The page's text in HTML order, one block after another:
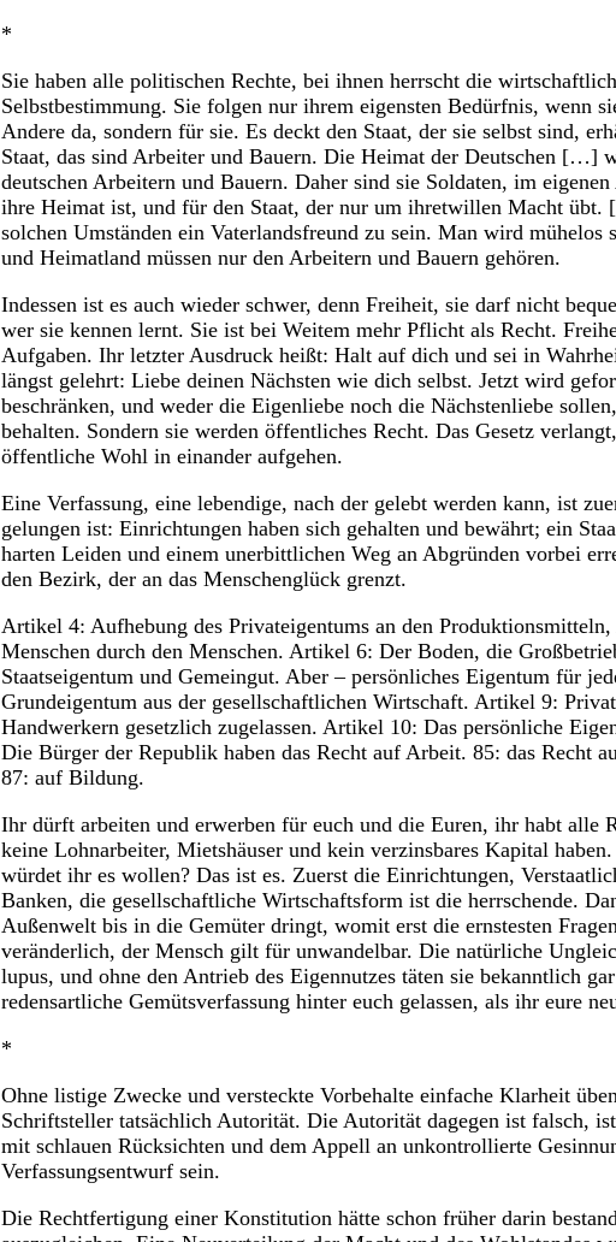
*
Sie haben alle politischen Rechte, bei ihnen herrscht die
Selbstbestimmung. Sie folgen nur ihrem eigensten Bedürfnis, wenn
Andere da, sondern für sie. Es deckt den Staat, der sie selbst sind,
Staat, das sind Arbeiter und Bauern. Die Heimat der Deutschen […]
deutschen Arbeitern und Bauern. Daher sind sie Soldaten, im
ihre Heimat ist, und für den Staat, der nur um ihretwillen Macht
solchen Umständen ein Vaterlandsfreund zu sein. Man wird
und Heimatland müssen nur den Arbeitern und Bauern gehören.
Indessen ist es auch wieder schwer, denn Freiheit, sie darf nicht
wer sie kennen lernt. Sie ist bei Weitem mehr Pflicht als Recht.
Aufgaben. Ihr letzter Ausdruck heißt: Halt auf dich und sei in
längst gelehrt: Liebe deinen Nächsten wie dich selbst. Jetzt wird
beschränken, und weder die Eigenliebe noch die Nächstenliebe
behalten. Sondern sie werden öffentliches Recht. Das Gesetz
öffentliche Wohl in einander aufgehen.
Eine Verfassung, eine lebendige, nach der gelebt werden kann, ist
gelungen ist: Einrichtungen haben sich gehalten und bewährt; ein
harten Leiden und einem unerbittlichen Weg an Abgründen vorbei
den Bezirk, der an das Menschenglück grenzt.
Artikel 4: Aufhebung des Privateigentums an den
Menschen durch den Menschen. Artikel 6: Der Boden, die
Staatseigentum und Gemeingut. Aber – persönliches Eigentum für
Grundeigentum aus der gesellschaftlichen Wirtschaft. Artikel 9:
Handwerkern gesetzlich zugelassen. Artikel 10: Das persönliche
Die Bürger der Republik haben das Recht auf Arbeit. 85: das Recht
87: auf Bildung.
Ihr dürft arbeiten und erwerben für euch und die Euren, ihr habt alle
keine Lohnarbeiter, Mietshäuser und kein verzinsbares Kapital
würdet ihr es wollen? Das ist es. Zuerst die Einrichtungen,
Banken, die gesellschaftliche Wirtschaftsform ist die herrschende.
Außenwelt bis in die Gemüter dringt, womit erst die ernstesten
veränderlich, der Mensch gilt für unwandelbar. Die natürliche
lupus, und ohne den Antrieb des Eigennutzes täten sie bekanntlich
redensartliche Gemütsverfassung hinter euch gelassen, als ihr eure
*
Ohne listige Zwecke und versteckte Vorbehalte einfache Klarheit
Schriftsteller tatsächlich Autorität. Die Autorität dagegen ist falsch,
mit schlauen Rücksichten und dem Appell an unkontrollierte
Verfassungsentwurf sein.
Die Rechtfertigung einer Konstitution hätte schon früher darin